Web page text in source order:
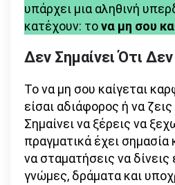
υπάρχει μια αληθινή
κατέχουν: τονα μη σου
Δεν Σημαίνει Ότι
Το να μη σου καίγεται
είσαι αδιάφορος ή να
Σημαίνει να ξέρεις να
πραγματικά έχει σημασία
να σταματήσεις να δίνεις
γνώμες, δράματα και